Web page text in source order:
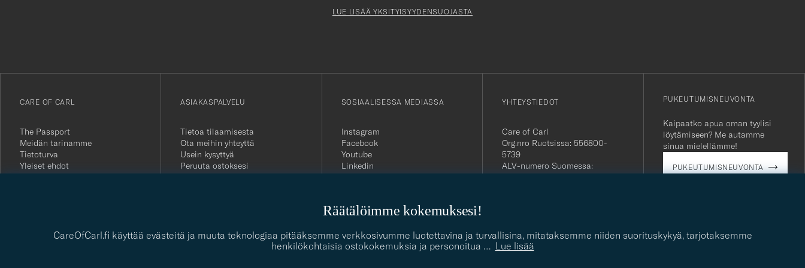
Räätälöimme kokemuksesi!
CareOfCarl.fi käyttää evästeitä ja muuta teknologiaa pitääksemme verkkosivumme luotettavina ja turvallisina, mitataksemme niiden suorituskykyä, tarjotaksemme
henkilökohtaisia ostokokemuksia ja personoitua … Lue lisää
vårt
LUE LISÄÄ YKSITYISYYDENSUOJASTA
CARE OF CARL
The Passport
Meidän tarinamme
Tietoturva
Yleiset ehdot
Lehdistö
ASIAKASPALVELU
Tietoa tilaamisesta
Ota meihin yhteyttä
Usein kysyttyä
Peruuta ostoksesi
Asiakkaiden arvostelut
SOSIAALISESSA MEDIASSA
Instagram
Facebook
Youtube
Linkedin
YHTEYSTIEDOT
Care of Carl
Org.nro Ruotsissa: 556800-
5739
ALV-numero Suomessa:
FI29272763
contact@careofcarl.com
PUKEUTUMISNEUVONTA
Kaipaatko apua oman tyylisi
löytämiseen? Me autamme
sinua mielellämme!
PUKEUTUMISNEUVONTA